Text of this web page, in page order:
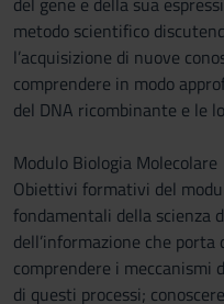
metodo scientifico
l’acquisizione di nuove
comprendere in modo
del DNA ricombinante e le
Modulo Biologia Molecolare
Obiettivi formativi del
fondamentali della scienza
dell’informazione che porta
comprendere i meccanismi
di questi processi;